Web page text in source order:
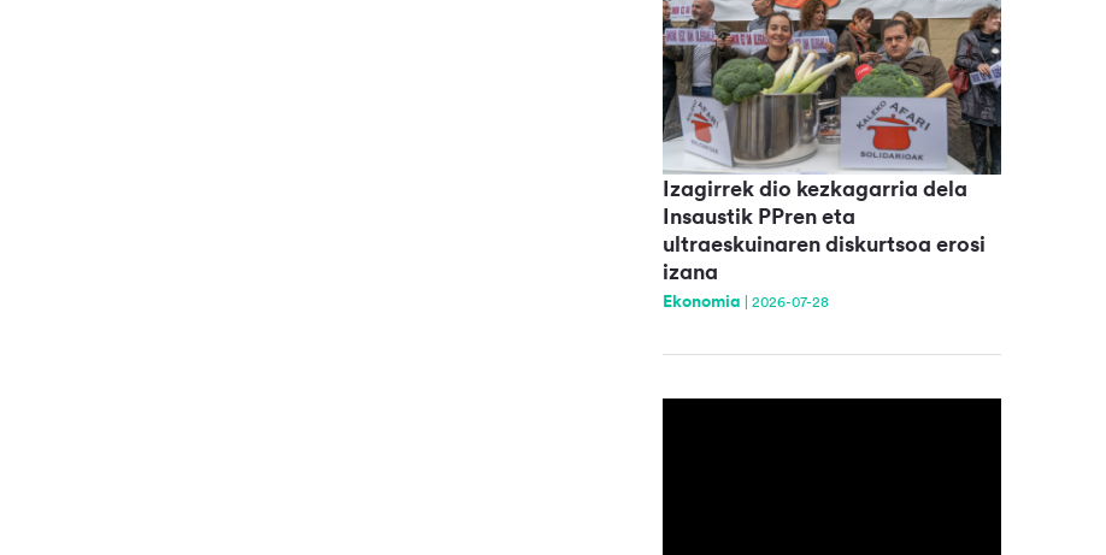
Izagirrek dio kezkagarria dela
Insaustik PPren eta
ultraeskuinaren diskurtsoa erosi
izana
Ekonomia 2026-07-28